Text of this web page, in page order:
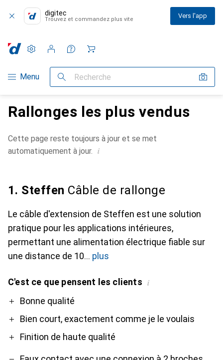
digitec
Trouvez et commandez plus vite Vers l'app
Navigation par catégorie
Menu Recherche
Paramètres
Compte client
Listes de comparaison
Listes d'envies
Panier
Rallonges les plus vendus
Cette page reste toujours à jour et se met
automatiquement à jour. i
1. Steffen Câble de rallonge
Le câble d'extension de Steffen est une solution
pratique pour les applications intérieures,
permettant une alimentation électrique fiable sur
une distance de 10
plus
C'est ce que pensent les clients i
ProBonne qualité
Bien court, exactement comme je le voulais
Finition de haute qualité
Contre